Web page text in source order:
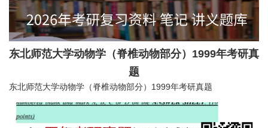
东北师范大学动物学（脊椎动物部分）1999年考研真
题
东北师范大学动物学（脊椎动物部分）1999年考研真题